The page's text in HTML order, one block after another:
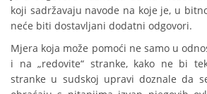
koji sadržavaju navode na koje je, u
neće biti dostavljani dodatni odgovori.
Mjera koja može pomoći ne samo u
i na „redovite“ stranke, kako ne bi
stranke u sudskoj upravi doznale da